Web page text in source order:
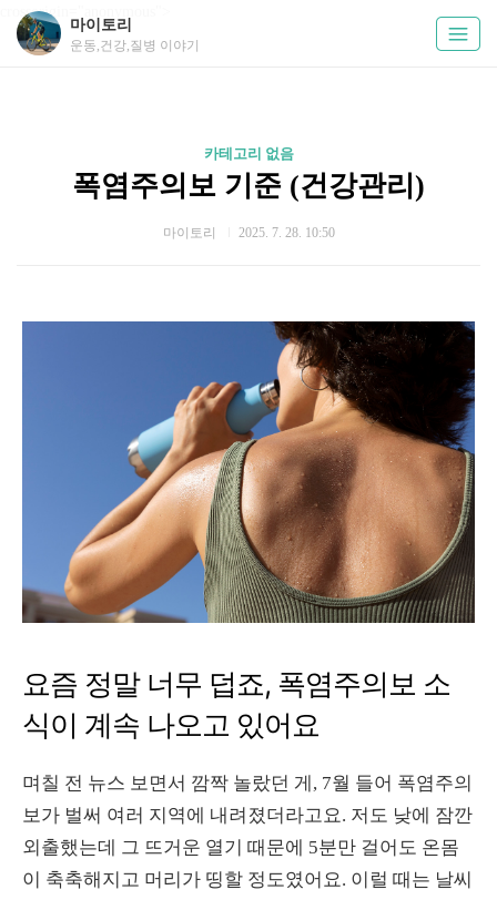
crossorigin="anonymous">
마이토리
운동,건강,질병 이야기
카테고리 없음
폭염주의보 기준 (건강관리)
마이토리 2025. 7. 28. 10:50
요즘 정말 너무 덥죠, 폭염주의보 소
식이 계속 나오고 있어요
며칠 전 뉴스 보면서 깜짝 놀랐던 게, 7월 들어 폭염주의
보가 벌써 여러 지역에 내려졌더라고요. 저도 낮에 잠깐
외출했는데 그 뜨거운 열기 때문에 5분만 걸어도 온몸
이 축축해지고 머리가 띵할 정도였어요. 이럴 때는 날씨